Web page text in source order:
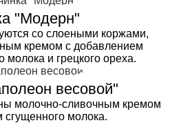
"Модерн"
со слоеными коржами,
кремом с добавлением
молока и грецкого ореха.
весовой"
молочно-сливочным кремом
сгущенного молока.